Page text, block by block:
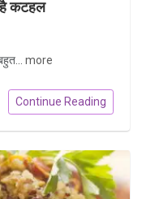
है कटहल
more
Continue Reading